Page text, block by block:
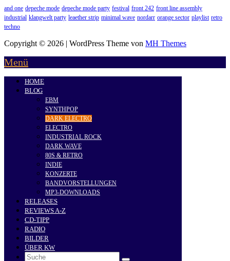
and one depeche mode depeche mode party festival front 242 front line assembly
industrial klangwelt party leaether strip minimal wave nordarr orange sector playlist retro
techno
Copyright © 2026 | WordPress Theme von MH Themes
Menü
HOME
BLOG
EBM
SYNTHPOP
DARK ELECTRO
ELECTRO
INDUSTRIAL ROCK
DARK WAVE
80S & RETRO
INDIE
KONZERTE
BANDVORSTELLUNGEN
MP3-DOWNLOADS
RELEASES
REVIEWS A-Z
CD-TIPP
RADIO
BILDER
ÜBER KW
Search